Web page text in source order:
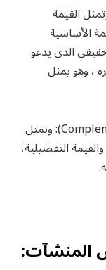
القيمة
الأساسية
الذي يدعو
، وهو يمثل
: وتمثل
التفضيلية،
المنشآت: